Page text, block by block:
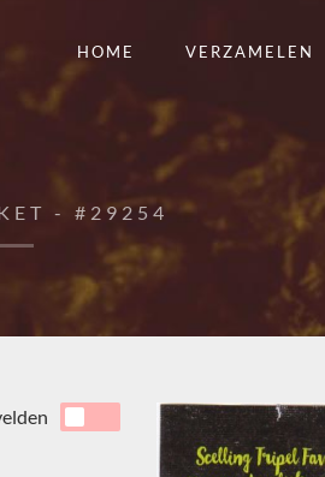
HOME VERZAMELEN
- #29254